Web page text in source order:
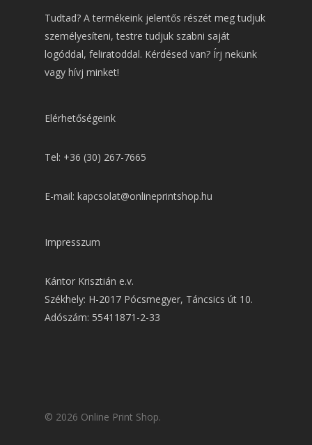
Tudtad? A termékeink jelentős részét meg tudjuk
személyesíteni, testre tudjuk szabni saját
logóddal, feliratoddal. Kérdésed van? Írj nekünk
vagy hívj minket!
Elérhetőségeink
Tel: +36 (30) 267-7665
E-mail: kapcsolat@onlineprintshop.hu
Impresszum
Kántor Krisztián e.v.
Székhely: H-2017 Pócsmegyer, Táncsics út 10.
Adószám: 55411871-2-33
© 2026 Online Print Shop.